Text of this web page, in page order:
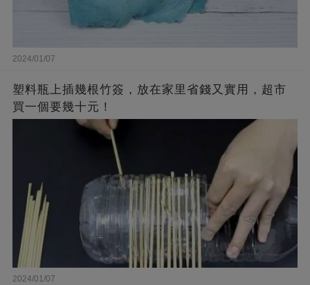
2024/01/07
塑料瓶上插幾根竹簽，放在家里省錢又實用，超市
買一個要幾十元！
2024/01/07